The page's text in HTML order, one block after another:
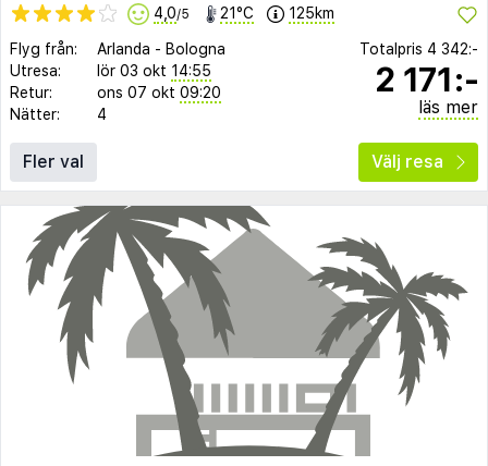
4,0/5 21°C 125km
Flyg från: Arlanda - Bologna
Utresa:
lör 03 okt 14:55
Retur:
ons 07 okt 09:20
Nätter:
4
Totalpris 4 342:-
2 171:-
läs mer
Fler val Välj resa